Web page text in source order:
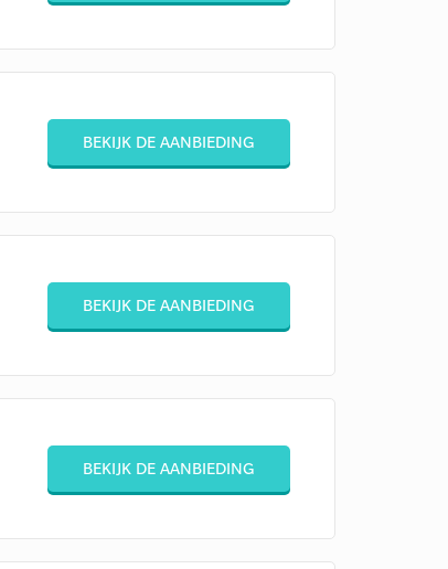
BEKIJK DE AANBIEDING
BEKIJK DE AANBIEDING
BEKIJK DE AANBIEDING